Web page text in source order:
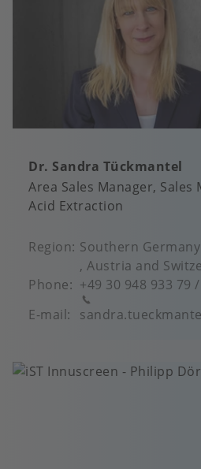
Dr. Sandra Tückmantel
Area Sales Manager Sales
Acid Extraction
Region Southern Germany
, Austria and
Phone
+49 30 948 933 79
E-mail